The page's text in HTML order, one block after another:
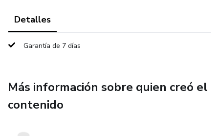
Detalles
Garantía de 7 días
Más información sobre quien creó el
contenido